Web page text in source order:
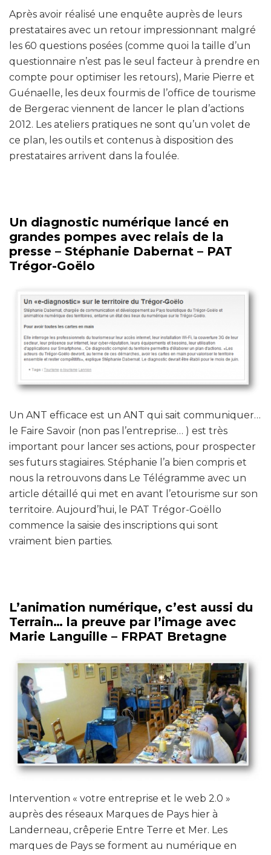
Après avoir réalisé une enquête auprès de leurs
prestataires avec un retour impressionnant malgré
les 60 questions posées (comme quoi la taille d’un
questionnaire n’est pas le seul facteur à prendre en
compte pour optimiser les retours), Marie Pierre et
Guénaelle, les deux fourmis de l’office de tourisme
de Bergerac viennent de lancer le plan d’actions
2012. Les ateliers pratiques ne sont qu’un volet de
ce plan, les outils et contenus à disposition des
prestataires arrivent dans la foulée.
Un diagnostic numérique lancé en
grandes pompes avec relais de la
presse – Stéphanie Dabernat – PAT
Trégor-Goëlo
Un ANT efficace est un ANT qui sait communiquer…
le Faire Savoir (non pas l’entreprise… ) est très
important pour lancer ses actions, pour prospecter
ses futurs stagiaires. Stéphanie l’a bien compris et
nous la retrouvons dans Le Télégramme avec un
article détaillé qui met en avant l’etourisme sur son
territoire. Aujourd’hui, le PAT Trégor-Goëllo
commence la saisie des inscriptions qui sont
vraiment bien parties.
L’animation numérique, c’est aussi du
Terrain… la preuve par l’image avec
Marie Languille – FRPAT Bretagne
Intervention « votre entreprise et le web 2.0 »
auprès des réseaux Marques de Pays hier à
Landerneau, crêperie Entre Terre et Mer. Les
marques de Pays se forment au numérique en